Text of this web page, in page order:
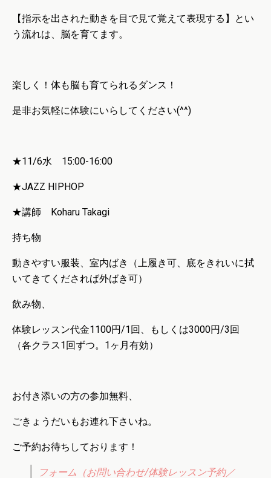
【指示を出された動きを目で見て覚えて表現する】とい
う流れは、脳を育てます。
楽しく！体も脳も育てられるダンス！
是非お気軽に体験にいらしてください(^^)
★11/6水 15:00-16:00
★JAZZ HIPHOP
★講師 Koharu Takagi
持ち物
動きやすい服装、室内ばき（上履き可、底をきれいに拭
いてきてくだされば外ばき可）
飲み物、
‪体験レッスン代金1100円/1回、もしくは3000円/3回‬
‪（各クラス1回ずつ。1ヶ月有効）
お付き添いの方の参加無料、
ごきょうだいもお連れ下さいね。
ご予約お待ちしております！
フォーム（お問い合わせ/体験レッスン予約／